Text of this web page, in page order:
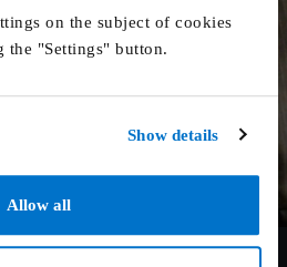
on the subject of cookies
the "Settings" button.
Show details
Allow all
106 min Drama